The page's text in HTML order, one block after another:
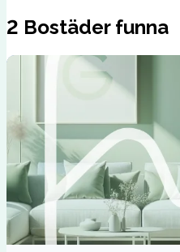
2 Bostäder funna